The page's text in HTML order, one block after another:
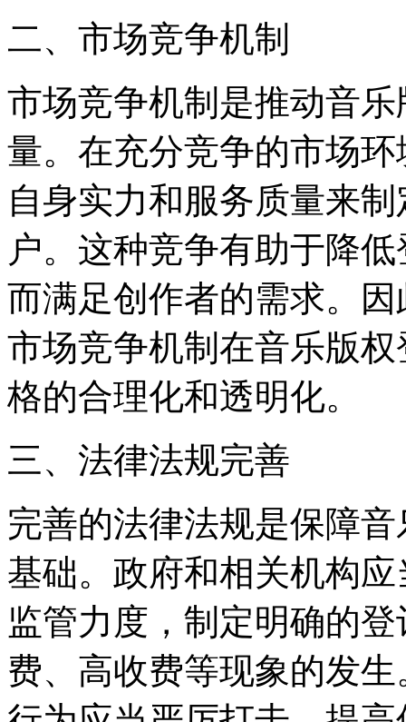
二、市场竞争机制
市场竞争机制是推动音
量。在充分竞争的市场
自身实力和服务质量来
户。这种竞争有助于降
而满足创作者的需求。
市场竞争机制在音乐版
格的合理化和透明化。
三、法律法规完善
完善的法律法规是保障
基础。政府和相关机构
监管力度，制定明确的
费、高收费等现象的发